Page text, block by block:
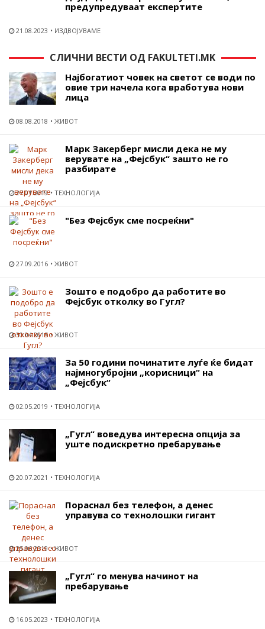
предупредуваат експертите
21.08.2023 ИЗДВОЈУВАМЕ
СЛИЧНИ ВЕСТИ ОД FAKULTETI.MK
Најбогатиот човек на светот се води по
овие три начела кога вработува нови
лица
08.08.2018 ЖИВОТ
Марк Закерберг мисли дека не му
верувате на „Фејсбук“ зашто не го
разбирате
27.01.2019 ТЕХНОЛОГИЈА
"Без Фејсбук сме посреќни"
27.09.2016 ЖИВОТ
Зошто е подобро да работите во
Фејсбук отколку во Гугл?
30.04.2015 ЖИВОТ
За 50 години починатите луѓе ќе бидат
најмногубројни „корисници“ на
„Фејсбук“
02.05.2019 ТЕХНОЛОГИЈА
„Гугл“ воведува интересна опција за
уште подискретно пребарување
20.07.2021 ТЕХНОЛОГИЈА
Пораснал без телефон, а денес
управува со технолошки гигант
25.06.2019 ЖИВОТ
„Гугл“ го менува начинот на
пребарување
16.05.2023 ТЕХНОЛОГИЈА